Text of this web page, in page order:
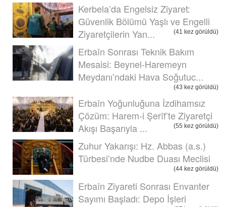
Kerbela’da Engelsiz Ziyaret:
Güvenlik Bölümü Yaşlı ve Engelli
Ziyaretçilerin Yan...
(41 kez görüldü)
Erbaîn Sonrası Teknik Bakım
Mesaisi: Beynel-Haremeyn
Meydanı’ndaki Hava Soğutuc...
(43 kez görüldü)
Erbaîn Yoğunluğuna İzdihamsız
Çözüm: Harem-i Şerîf’te Ziyaretçi
Akışı Başarıyla ...
(55 kez görüldü)
Zuhur Yakarışı: Hz. Abbas (a.s.)
Türbesi’nde Nudbe Duası Meclisi
(44 kez görüldü)
Erbaîn Ziyareti Sonrası Envanter
Sayımı Başladı: Depo İşleri